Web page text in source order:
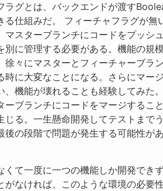
ラグとは、バックエンドが渡す
る仕組みだ。 フィーチャフラグが無
マスターブランチにコードをプッシ
別に管理する必要がある。機能の規
徐々にマスターとフィーチャーブラ
時に大変なことになる。さらにマー
、機能が壊れることも経験してみた
ーブランチにコードをマージするこ
じる。一生懸命開発してテストまで
後の段階で問題が発生する可能性が
くて一度に一つの機能しか開発でき
がなければ、このような環境の必要